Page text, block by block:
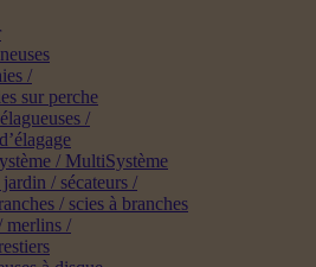
/
sur perche
/
/ MultiSystème
jardin / sécateurs /
/ scies à branches
merlins /